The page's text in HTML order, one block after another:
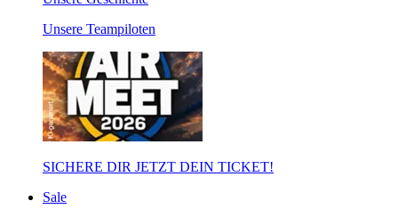
Unsere Teampiloten
SICHERE DIR JETZT DEIN TICKET!
Sale